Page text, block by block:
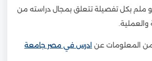
ملم بكل تفصيلة تتعلق بمجال دراسته من
والعملية.
من المعلومات عن ادرس في مصر جامعة